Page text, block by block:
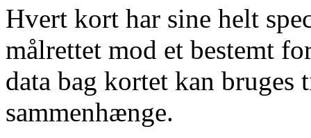
Hvert kort har sine helt
målrettet mod et bestemt
data bag kortet kan
sammenhænge.